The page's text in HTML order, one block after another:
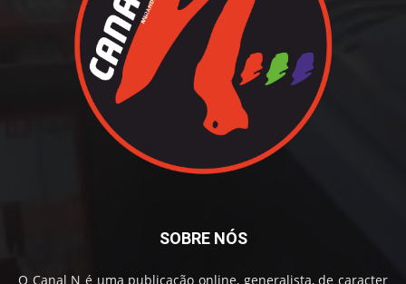
SOBRE NÓS
O Canal N é uma publicação online, generalista, de caracter